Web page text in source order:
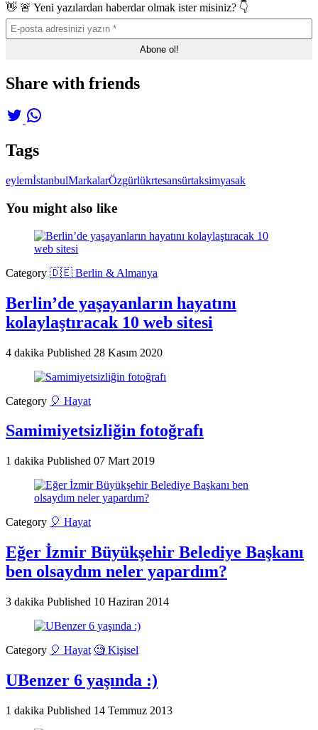
👋 🚨 Yeni yazılardan haberdar olmak ister misiniz? 👇
Share with friends
Tags
eylemİstanbulMarkalarÖzgürlükrtesansürtaksimyasak
You might also like
Category 🇩🇪 Berlin & Almanya
Berlin’de yaşayanların hayatını
kolaylaştıracak 10 web sitesi
4 dakika Published 28 Kasım 2020
Category 🎈 Hayat
Samimiyetsizliğin fotoğrafı
1 dakika Published 07 Mart 2019
Category 🎈 Hayat
Eğer İzmir Büyükşehir Belediye Başkanı
ben olsaydım neler yapardım?
3 dakika Published 10 Haziran 2014
Category 🎈 Hayat 🧐 Kişisel
UBenzer 6 yaşında :)
1 dakika Published 14 Temmuz 2013